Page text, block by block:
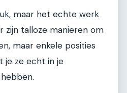
maar het echte werk
zijn talloze manieren om
maar enkele posities
je ze echt in je